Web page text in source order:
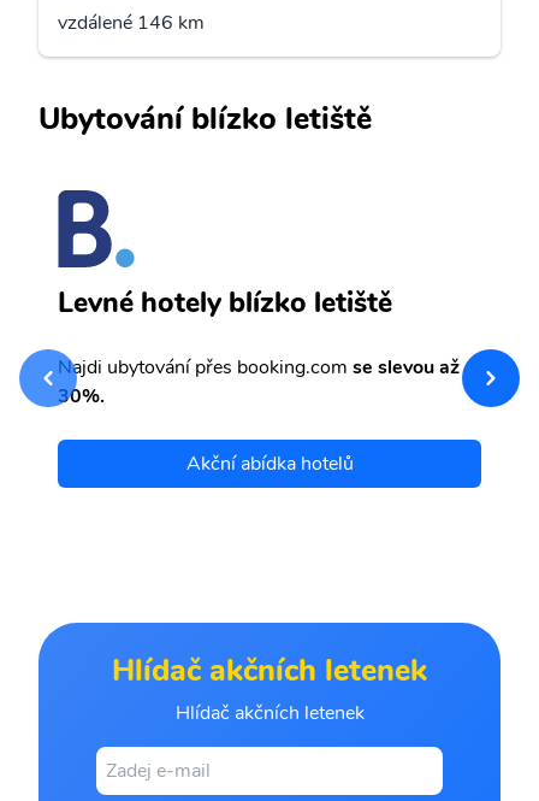
vzdálené 146 km
Ubytování blízko letiště
Levné hotely blízko letiště
Najdi ubytování přes booking.com se slevou až
30%.
Akční abídka hotelů
Hlídač akčních letenek
Hlídač akčních letenek